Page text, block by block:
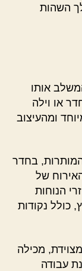
השהות
אותו
או וילה
ומהעיצוב
בחדר
של
הנוחות
כולל נקודות
מכילה
עבודה